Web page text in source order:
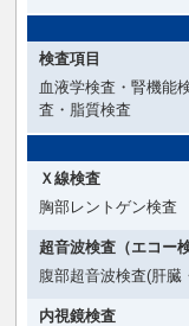
検査項目
血液学検査・腎機能
査・脂質検査
Ｘ線検査
胸部レントゲン検査
超音波検査（エコー検
腹部超音波検査(肝臓
内視鏡検査